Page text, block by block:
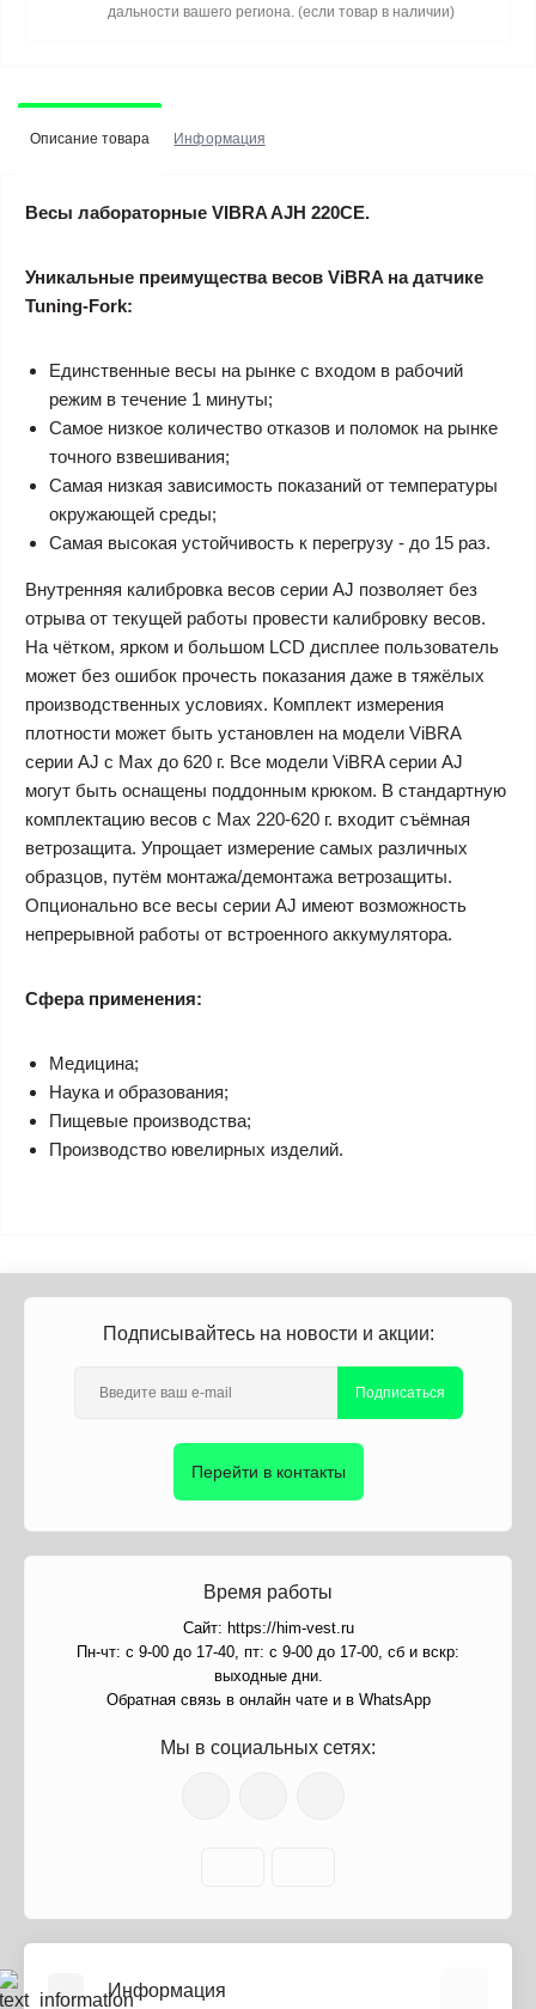
дальности вашего региона. (если товар в наличии)
Описание товара Информация
Весы лабораторные VIBRA AJH 220CE.
Уникальные преимущества весов ViBRA на датчике
Tuning-Fork:
Единственные весы на рынке с входом в рабочий
режим в течение 1 минуты;
Самое низкое количество отказов и поломок на рынке
точного взвешивания;
Самая низкая зависимость показаний от температуры
окружающей среды;
Самая высокая устойчивость к перегрузу - до 15 раз.
Внутренняя калибровка весов серии AJ позволяет без
отрыва от текущей работы провести калибровку весов.
На чётком, ярком и большом LCD дисплее пользователь
может без ошибок прочесть показания даже в тяжёлых
производственных условиях. Комплект измерения
плотности может быть установлен на модели ViBRA
серии AJ с Max до 620 г. Все модели ViBRA серии AJ
могут быть оснащены поддонным крюком. В стандартную
комплектацию весов с Max 220-620 г. входит съёмная
ветрозащита. Упрощает измерение самых различных
образцов, путём монтажа/демонтажа ветрозащиты.
Опционально все весы серии AJ имеют возможность
непрерывной работы от встроенного аккумулятора.
Сфера применения:
Медицина;
Наука и образования;
Пищевые производства;
Производство ювелирных изделий.
Подписывайтесь на новости и акции:
Подписаться
Перейти в контакты
Время работы
Сайт: https://him-vest.ru
Пн-чт: с 9-00 до 17-40, пт: с 9-00 до 17-00, сб и вскр:
выходные дни.
Обратная связь в онлайн чате и в WhatsApp
Мы в социальных сетях:
Информация